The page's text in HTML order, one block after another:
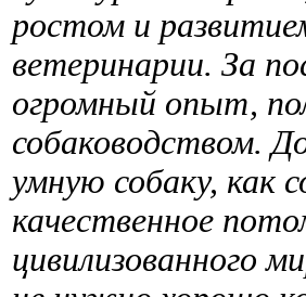
ростом и
ветеринарии. За
огромный опыт,
собаководством.
умную собаку, как
качественное
цивилизованного